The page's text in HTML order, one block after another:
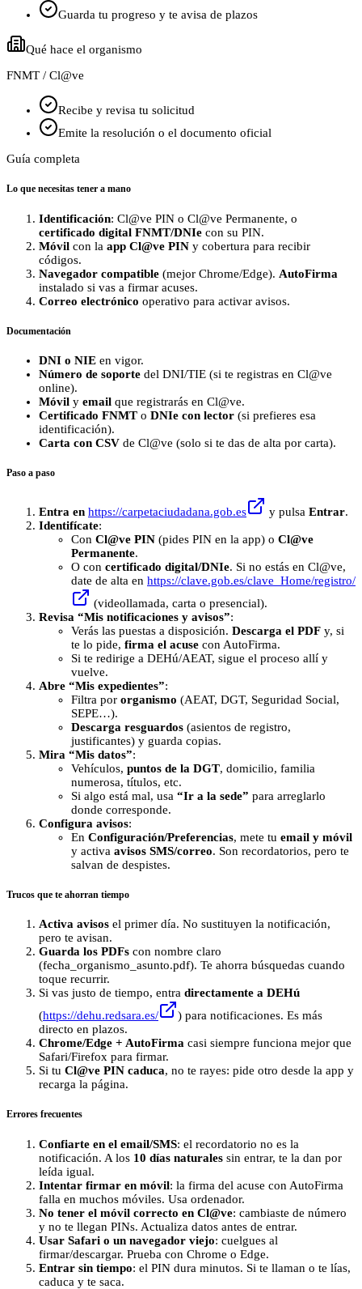
Guarda tu progreso y te avisa de plazos
Qué hace el organismo
FNMT / Cl@ve
Recibe y revisa tu solicitud
Emite la resolución o el documento oficial
Guía completa
Lo que necesitas tener a mano
Identificación: Cl@ve PIN o Cl@ve Permanente, o
certificado digital FNMT/DNIe con su PIN.
Móvil con la app Cl@ve PIN y cobertura para recibir
códigos.
Navegador compatible (mejor Chrome/Edge). AutoFirma
instalado si vas a firmar acuses.
Correo electrónico operativo para activar avisos.
Documentación
DNI o NIE en vigor.
Número de soporte del DNI/TIE (si te registras en Cl@ve
online).
Móvil y email que registrarás en Cl@ve.
Certificado FNMT o DNIe con lector (si prefieres esa
identificación).
Carta con CSV de Cl@ve (solo si te das de alta por carta).
Paso a paso
Entra en https://carpetaciudadana.gob.es y pulsa Entrar.
Identifícate:
Con Cl@ve PIN (pides PIN en la app) o Cl@ve
Permanente.
O con certificado digital/DNIe. Si no estás en Cl@ve,
date de alta en https://clave.gob.es/clave_Home/registro/
(videollamada, carta o presencial).
Revisa “Mis notificaciones y avisos”:
Verás las puestas a disposición. Descarga el PDF y, si
te lo pide, firma el acuse con AutoFirma.
Si te redirige a DEHú/AEAT, sigue el proceso allí y
vuelve.
Abre “Mis expedientes”:
Filtra por organismo (AEAT, DGT, Seguridad Social,
SEPE…).
Descarga resguardos (asientos de registro,
justificantes) y guarda copias.
Mira “Mis datos”:
Vehículos, puntos de la DGT, domicilio, familia
numerosa, títulos, etc.
Si algo está mal, usa “Ir a la sede” para arreglarlo
donde corresponde.
Configura avisos:
En Configuración/Preferencias, mete tu email y móvil
y activa avisos SMS/correo. Son recordatorios, pero te
salvan de despistes.
Trucos que te ahorran tiempo
Activa avisos el primer día. No sustituyen la notificación,
pero te avisan.
Guarda los PDFs con nombre claro
(fecha_organismo_asunto.pdf). Te ahorra búsquedas cuando
toque recurrir.
Si vas justo de tiempo, entra directamente a DEHú
(https://dehu.redsara.es/
) para notificaciones. Es más
directo en plazos.
Chrome/Edge + AutoFirma casi siempre funciona mejor que
Safari/Firefox para firmar.
Si tu Cl@ve PIN caduca, no te rayes: pide otro desde la app y
recarga la página.
Errores frecuentes
Confiarte en el email/SMS: el recordatorio no es la
notificación. A los 10 días naturales sin entrar, te la dan por
leída igual.
Intentar firmar en móvil: la firma del acuse con AutoFirma
falla en muchos móviles. Usa ordenador.
No tener el móvil correcto en Cl@ve: cambiaste de número
y no te llegan PINs. Actualiza datos antes de entrar.
Usar Safari o un navegador viejo: cuelgues al
firmar/descargar. Prueba con Chrome o Edge.
Entrar sin tiempo: el PIN dura minutos. Si te llaman o te lías,
caduca y te saca.